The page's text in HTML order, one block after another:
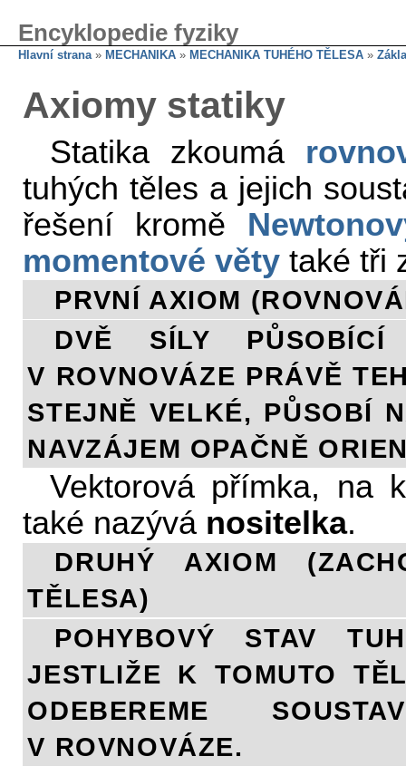
Encyklopedie fyziky
Hlavní strana» MECHANIKA » MECHANIKA TUHÉHO TĚLESA »
Axiomy statiky
Statika zkoumá
tuhých těles a jejich
řešení kromě
momentové věty také tři
PRVNÍ AXIOM
DVĚ SÍLY
V ROVNOVÁZE PRÁVĚ
STEJNĚ VELKÉ, PŮSOBÍ
NAVZÁJEM OPAČNĚ
Vektorová přímka, na
také nazývá nositelka.
DRUHÝ AXIOM
TĚLESA)
POHYBOVÝ STAV
JESTLIŽE K TOMUTO
ODEBEREME
V ROVNOVÁZE.